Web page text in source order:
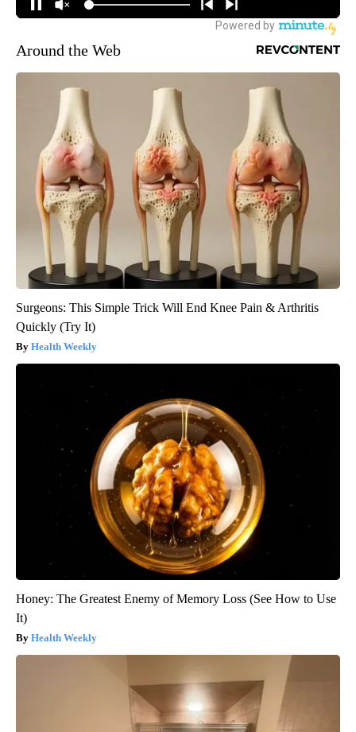
Around the Web
Surgeons: This Simple Trick Will End Knee Pain & Arthritis
Quickly (Try It)
Health Weekly
Honey: The Greatest Enemy of Memory Loss (See How to Use
It)
Health Weekly